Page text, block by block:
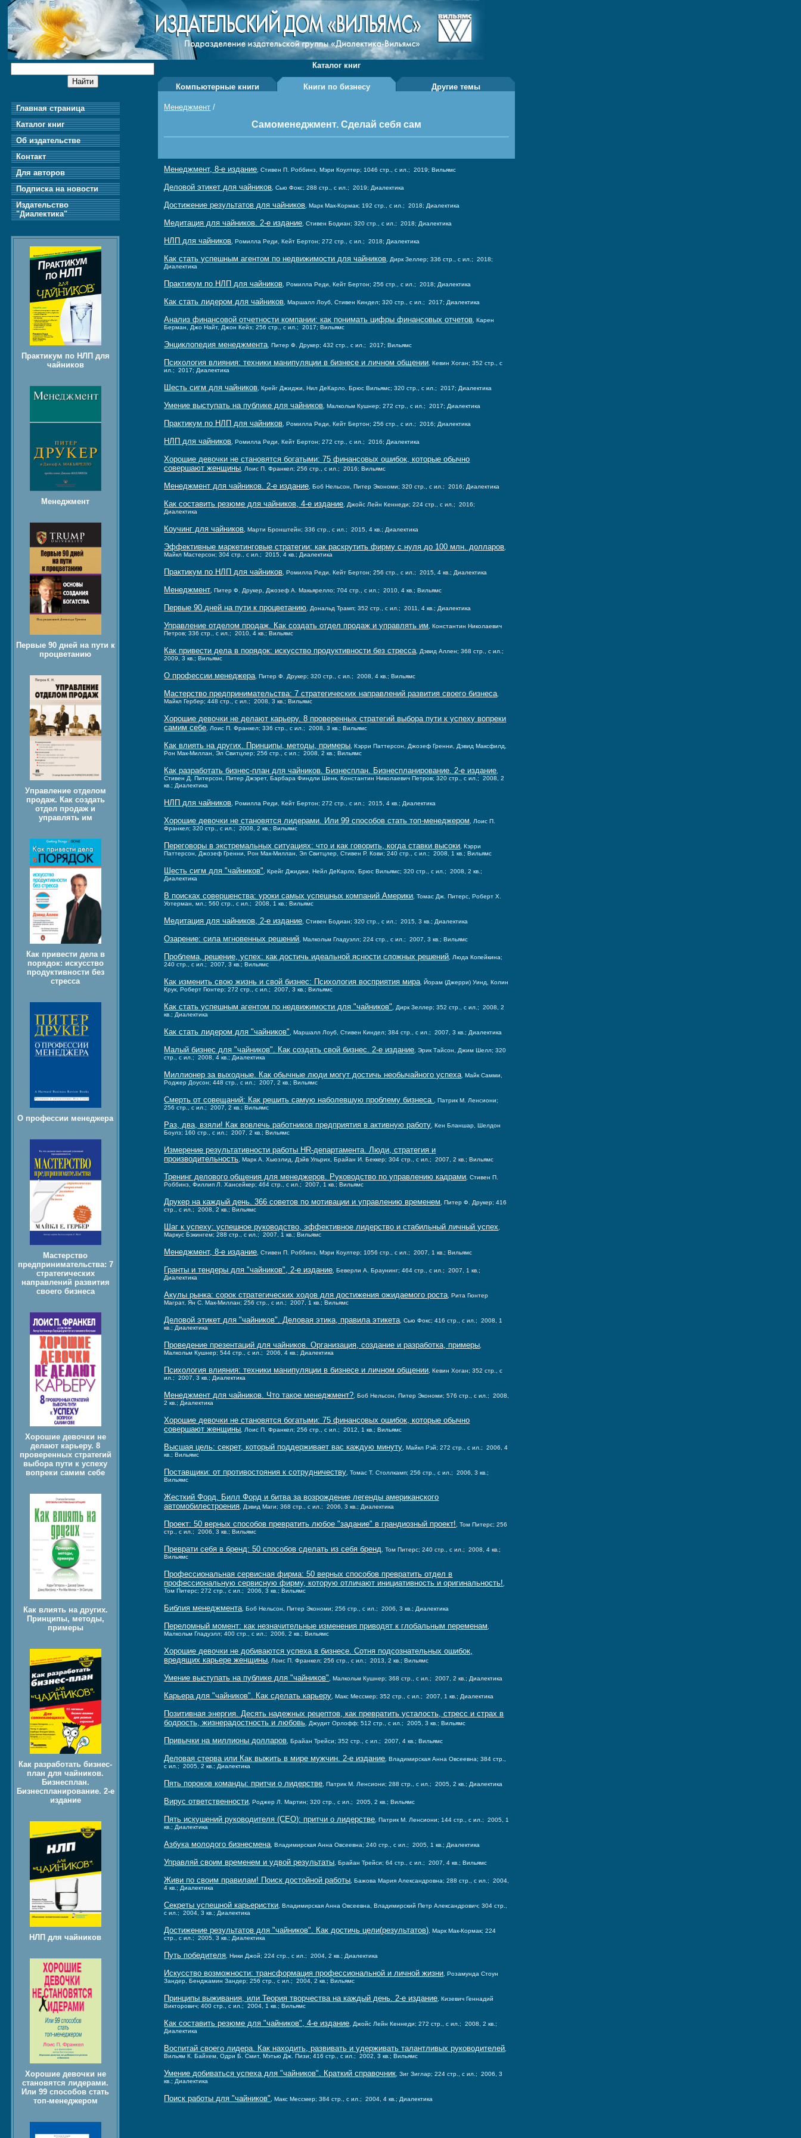
Главная страница
Каталог книг
Об издательстве
Контакт
Для авторов
Подписка на новости
Издательство
"Диалектика"
Практикум по НЛП для
чайников
Менеджмент
Первые 90 дней на пути к
процветанию
Управление отделом
продаж. Как создать
отдел продаж и
управлять им
Как привести дела в
порядок: искусство
продуктивности без
стресса
О профессии менеджера
Мастерство
предпринимательства: 7
стратегических
направлений развития
своего бизнеса
Хорошие девочки не
делают карьеру. 8
проверенных стратегий
выбора пути к успеху
вопреки самим себе
Как влиять на других.
Принципы, методы,
примеры
Как разработать бизнес-
план для чайников.
Бизнесплан.
Бизнеспланирование. 2-е
издание
НЛП для чайников
Хорошие девочки не
становятся лидерами.
Или 99 способов стать
топ-менеджером
Каталог книг
Компьютерные книги Книги по бизнесу Другие темы
Менеджмент /
Самоменеджмент. Сделай себя сам
Менеджмент, 8-е издание , Стивен П. Роббинз, Мэри Коултер; 1046 стр., с ил.; 2019; Вильямс
Деловой этикет для чайников , Сью Фокс; 288 стр., с ил.; 2019; Диалектика
Достижение результатов для чайников , Марк Мак-Кормак; 192 стр., с ил.; 2018; Диалектика
Медитация для чайников. 2-е издание , Стивен Бодиан; 320 стр., с ил.; 2018; Диалектика
НЛП для чайников , Ромилла Реди, Кейт Бертон; 272 стр., с ил.; 2018; Диалектика
Как стать успешным агентом по недвижимости для чайников , Дирк Зеллер; 336 стр., с ил.; 2018;
Диалектика
Практикум по НЛП для чайников , Ромилла Реди, Кейт Бертон; 256 стр., с ил.; 2018; Диалектика
Как стать лидером для чайников , Маршалл Лоуб, Стивен Киндел; 320 стр., с ил.; 2017; Диалектика
Анализ финансовой отчетности компании: как понимать цифры финансовых отчетов , Карен
Берман, Джо Найт, Джон Кейз; 256 стр., с ил.; 2017; Вильямс
Энциклопедия менеджмента , Питер Ф. Друкер; 432 стр., с ил.; 2017; Вильямс
Психология влияния: техники манипуляции в бизнесе и личном общении , Кевин Хоган; 352 стр., с
ил.; 2017; Диалектика
Шесть сигм для чайников , Крейг Джиджи, Нил ДеКарло, Брюс Вильямс; 320 стр., с ил.; 2017; Диалектика
Умение выступать на публике для чайников , Малкольм Кушнер; 272 стр., с ил.; 2017; Диалектика
Практикум по НЛП для чайников , Ромилла Реди, Кейт Бертон; 256 стр., с ил.; 2016; Диалектика
НЛП для чайников , Ромилла Реди, Кейт Бертон; 272 стр., с ил.; 2016; Диалектика
Хорошие девочки не становятся богатыми: 75 финансовых ошибок, которые обычно
совершают женщины , Лоис П. Франкел; 256 стр., с ил.; 2016; Вильямс
Менеджмент для чайников. 2-е издание , Боб Нельсон, Питер Экономи; 320 стр., с ил.; 2016; Диалектика
Как составить резюме для чайников, 4-е издание , Джойс Лейн Кеннеди; 224 стр., с ил.; 2016;
Диалектика
Коучинг для чайников , Марти Бронштейн; 336 стр., с ил.; 2015, 4 кв.; Диалектика
Эффективные маркетинговые стратегии: как раскрутить фирму с нуля до 100 млн. долларов
Майкл Мастерсон; 304 стр., с ил.; 2015, 4 кв.; Диалектика
Практикум по НЛП для чайников , Ромилла Реди, Кейт Бертон; 256 стр., с ил.; 2015, 4 кв.; Диалектика
Менеджмент , Питер Ф. Друкер, Джозеф А. Макьярелло; 704 стр., с ил.; 2010, 4 кв.; Вильямс
Первые 90 дней на пути к процветанию , Дональд Трамп; 352 стр., с ил.; 2011, 4 кв.; Диалектика
Управление отделом продаж. Как создать отдел продаж и управлять им
, Константин Николаевич
Петров; 336 стр., с ил.; 2010, 4 кв.; Вильямс
Как привести дела в порядок: искусство продуктивности без стресса , Дэвид Аллен; 368 стр., с ил.;
2009, 3 кв.; Вильямс
О профессии менеджера , Питер Ф. Друкер; 320 стр., с ил.; 2008, 4 кв.; Вильямс
Мастерство предпринимательства: 7 стратегических направлений развития своего бизнеса
Майкл Гербер; 448 стр., с ил.; 2008, 3 кв.; Вильямс
Хорошие девочки не делают карьеру. 8 проверенных стратегий выбора пути к успеху вопреки
самим себе , Лоис П. Франкел; 336 стр., с ил.; 2008, 3 кв.; Вильямс
Как влиять на других. Принципы, методы, примеры , Кэрри Паттерсон, Джозеф Гренни, Дэвид Максфилд,
Рон Мак-Миллан, Эл Свитцлер; 256 стр., с ил.; 2008, 2 кв.; Вильямс
Как разработать бизнес-план для чайников. Бизнесплан. Бизнеспланирование. 2-е издание
Стивен Д. Питерсон, Питер Джэрет, Барбара Финдли Шенк, Константин Николаевич Петров; 320 стр., с ил.; 2008, 2
кв.; Диалектика
НЛП для чайников , Ромилла Реди, Кейт Бертон; 272 стр., с ил.; 2015, 4 кв.; Диалектика
Хорошие девочки не становятся лидерами. Или 99 способов стать топ-менеджером
, Лоис П.
Франкел; 320 стр., с ил.; 2008, 2 кв.; Вильямс
Переговоры в экстремальных ситуациях: что и как говорить, когда ставки высоки , Кэрри
Паттерсон, Джозеф Гренни, Рон Мак-Миллан, Эл Свитцлер, Стивен Р. Кови; 240 стр., с ил.; 2008, 1 кв.; Вильямс
Шесть сигм для "чайников"
, Крейг Джиджи, Нейл ДеКарло, Брюс Вильямс; 320 стр., с ил.; 2008, 2 кв.;
Диалектика
В поисках совершенства: уроки самых успешных компаний Америки , Томас Дж. Питерс, Роберт Х.
Уотерман, мл.; 560 стр., с ил.; 2008, 1 кв.; Вильямс
Медитация для чайников, 2-е издание , Стивен Бодиан; 320 стр., с ил.; 2015, 3 кв.; Диалектика
Озарение: сила мгновенных решений , Малкольм Гладуэлл; 224 стр., с ил.; 2007, 3 кв.; Вильямс
Проблема, решение, успех: как достичь идеальной ясности сложных решений , Люда Копейкина;
240 стр., с ил.; 2007, 3 кв.; Вильямс
Как изменить свою жизнь и свой бизнес: Психология восприятия мира , Йорам (Джерри) Уинд, Колин
Крук, Роберт Гюнтер; 272 стр., с ил.; 2007, 3 кв.; Вильямс
Как стать успешным агентом по недвижимости для "чайников"
, Дирк Зеллер; 352 стр., с ил.; 2008, 2
кв.; Диалектика
Как стать лидером для "чайников" , Маршалл Лоуб, Стивен Киндел; 384 стр., с ил.; 2007, 3 кв.; Диалектика
Малый бизнес для "чайников". Как создать свой бизнес. 2-е издание , Эрик Тайсон, Джим Шелл; 320
стр., с ил.; 2008, 4 кв.; Диалектика
Миллионер за выходные. Как обычные люди могут достичь необычайного успеха , Майк Самми,
Роджер Доусон; 448 стр., с ил.; 2007, 2 кв.; Вильямс
Смерть от совещаний: Как решить самую наболевшую проблему бизнеса
, Патрик М. Ленсиони;
256 стр., с ил.; 2007, 2 кв.; Вильямс
Раз, два, взяли! Как вовлечь работников предприятия в активную работу , Кен Бланшар, Шелдон
Боулз; 160 стр., с ил.; 2007, 2 кв.; Вильямс
Измерение результативности работы HR-департамента. Люди, стратегия и
производительность , Марк А. Хьюзлид, Дэйв Ульрих, Брайан И. Беккер; 304 стр., с ил.; 2007, 2 кв.; Вильямс
Тренинг делового общения для менеджеров. Руководство по управлению кадрами , Стивен П.
Роббинз, Филлип Л. Хансейкер; 464 стр., с ил.; 2007, 1 кв.; Вильямс
Друкер на каждый день. 366 советов по мотивации и управлению временем
, Питер Ф. Друкер; 416
стр., с ил.; 2008, 2 кв.; Вильямс
Шаг к успеху: успешное руководство, эффективное лидерство и стабильный личный успех
Маркус Бэкингем; 288 стр., с ил.; 2007, 1 кв.; Вильямс
Менеджмент, 8-е издание , Стивен П. Роббинз, Мэри Коултер; 1056 стр., с ил.; 2007, 1 кв.; Вильямс
Гранты и тендеры для "чайников", 2-е издание , Беверли А. Браунинг; 464 стр., с ил.; 2007, 1 кв.;
Диалектика
Акулы рынка: сорок стратегических ходов для достижения ожидаемого роста , Рита Гюнтер
Маграт, Ян С. Мак-Миллан; 256 стр., с ил.; 2007, 1 кв.; Вильямс
Деловой этикет для "чайников". Деловая этика, правила этикета , Сью Фокс; 416 стр., с ил.; 2008, 1
кв.; Диалектика
Проведение презентаций для чайников. Организация, создание и разработка, примеры
Малкольм Кушнер; 544 стр., с ил.; 2006, 4 кв.; Диалектика
Психология влияния: техники манипуляции в бизнесе и личном общении , Кевин Хоган; 352 стр., с
ил.; 2007, 3 кв.; Диалектика
Менеджмент для чайников. Что такое менеджмент? , Боб Нельсон, Питер Экономи; 576 стр., с ил.; 2008,
2 кв.; Диалектика
Хорошие девочки не становятся богатыми: 75 финансовых ошибок, которые обычно
совершают женщины , Лоис П. Франкел; 256 стр., с ил.; 2012, 1 кв.; Вильямс
Высшая цель: секрет, который поддерживает вас каждую минуту , Майкл Рэй; 272 стр., с ил.; 2006, 4
кв.; Вильямс
Поставщики: от противостояния к сотрудничеству , Томас Т. Столлкамп; 256 стр., с ил.; 2006, 3 кв.;
Вильямс
Жесткий Форд. Билл Форд и битва за возрождение легенды американского
автомобилестроения , Дэвид Маги; 368 стр., с ил.; 2006, 3 кв.; Диалектика
Проект: 50 верных способов превратить любое "задание" в грандиозный проект!
, Том Питерс; 256
стр., с ил.; 2006, 3 кв.; Вильямс
Преврати себя в бренд: 50 способов сделать из себя бренд , Том Питерс; 240 стр., с ил.; 2008, 4 кв.;
Вильямс
Профессиональная сервисная фирма: 50 верных способов превратить отдел в
профессиональную сервисную фирму, которую отличают инициативность и оригинальность!
Том Питерс; 272 стр., с ил.; 2006, 3 кв.; Вильямс
Библия менеджмента , Боб Нельсон, Питер Экономи; 256 стр., с ил.; 2006, 3 кв.; Диалектика
Переломный момент: как незначительные изменения приводят к глобальным переменам
Малкольм Гладуэлл; 400 стр., с ил.; 2006, 2 кв.; Вильямс
Хорошие девочки не добиваются успеха в бизнесе. Сотня подсознательных ошибок,
вредящих карьере женщины , Лоис П. Франкел; 256 стр., с ил.; 2013, 2 кв.; Вильямс
Умение выступать на публике для "чайников" , Малкольм Кушнер; 368 стр., с ил.; 2007, 2 кв.; Диалектика
Карьера для "чайников". Как сделать карьеру , Макс Мессмер; 352 стр., с ил.; 2007, 1 кв.; Диалектика
Позитивная энергия. Десять надежных рецептов, как превратить усталость, стресс и страх в
бодрость, жизнерадостность и любовь , Джудит Орлофф; 512 стр., с ил.; 2005, 3 кв.; Вильямс
Привычки на миллионы долларов , Брайан Трейси; 352 стр., с ил.; 2007, 4 кв.; Вильямс
Деловая стерва или Как выжить в мире мужчин. 2-е издание , Владимирская Анна Овсеевна; 384 стр.,
с ил.; 2005, 2 кв.; Диалектика
Пять пороков команды: притчи о лидерстве , Патрик М. Ленсиони; 288 стр., с ил.; 2005, 2 кв.; Диалектика
Вирус ответственности , Роджер Л. Мартин; 320 стр., с ил.; 2005, 2 кв.; Вильямс
Пять искушений руководителя (CEO): притчи о лидерстве , Патрик М. Ленсиони; 144 стр., с ил.; 2005, 1
кв.; Диалектика
Азбука молодого бизнесмена , Владимирская Анна Овсеевна; 240 стр., с ил.; 2005, 1 кв.; Диалектика
Управляй своим временем и удвой результаты , Брайан Трейси; 64 стр., с ил.; 2007, 4 кв.; Вильямс
Живи по своим правилам! Поиск достойной работы , Бажова Мария Александровна; 288 стр., с ил.; 2004,
4 кв.; Диалектика
Секреты успешной карьеристки , Владимирская Анна Овсеевна, Владимирский Петр Александрович; 304 стр.,
с ил.; 2004, 3 кв.; Диалектика
Достижение результатов для "чайников". Как достичь цели(результатов) , Марк Мак-Кормак; 224
стр., с ил.; 2005, 3 кв.; Диалектика
Путь победителя , Ники Джой; 224 стр., с ил.; 2004, 2 кв.; Диалектика
Искусство возможности: трансформация профессиональной и личной жизни , Розамунда Стоун
Зандер, Бенджамин Зандер; 256 стр., с ил.; 2004, 2 кв.; Вильямс
Принципы выживания, или Теория творчества на каждый день. 2-е издание , Кизевич Геннадий
Викторович; 400 стр., с ил.; 2004, 1 кв.; Вильямс
Как составить резюме для "чайников", 4-е издание , Джойс Лейн Кеннеди; 272 стр., с ил.; 2008, 2 кв.;
Диалектика
Воспитай своего лидера. Как находить, развивать и удерживать талантливых руководителей
Вильям К. Байхем, Одри Б. Смит, Мэтью Дж. Пизи; 416 стр., с ил.; 2002, 3 кв.; Вильямс
Умение добиваться успеха для "чайников". Краткий справочник , Зиг Зиглар; 224 стр., с ил.; 2006, 3
кв.; Диалектика
Поиск работы для "чайников" , Макс Мессмер; 384 стр., с ил.; 2004, 4 кв.; Диалектика